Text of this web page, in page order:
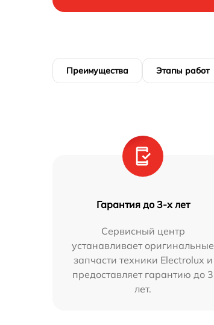
Преимущества Этапы работ
Гарантия до 3-х лет
Сервисный центр
устанавливает оригинальные
запчасти техники Electrolux и
предоставляет гарантию до 3
лет.